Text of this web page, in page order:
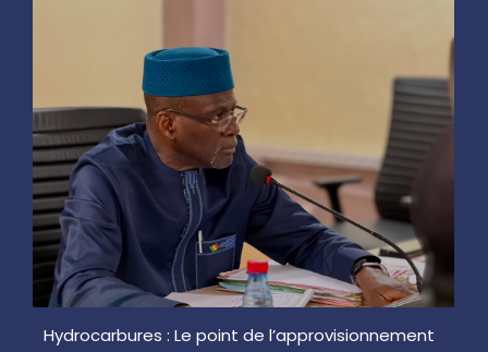
Hydrocarbures : Le point de l’approvisionnement